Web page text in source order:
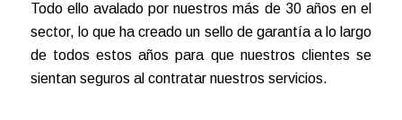
Todo ello avalado por nuestros más de 30 años en el
sector, lo que ha creado un sello de garantía a lo largo
de todos estos años para que nuestros clientes se
sientan seguros al contratar nuestros servicios.